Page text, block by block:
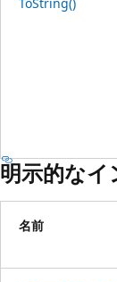
明示的な
名前